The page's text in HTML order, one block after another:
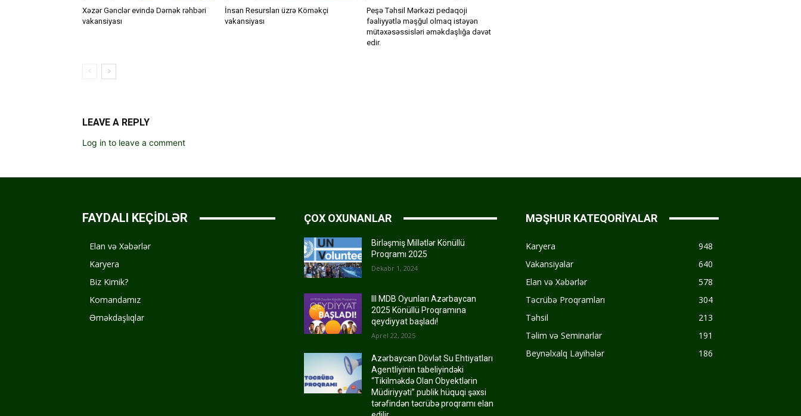
Xəzər Gənclər evində Dərnək rəhbəri
vakansiyası
İnsan Resursları üzrə Köməkçi
vakansiyası
Peşə Təhsil Mərkəzi pedaqoji
fəaliyyətlə məşğul olmaq istəyən
mütəxəsəssisləri əməkdaşlığa dəvət
edir.
LEAVE A REPLY
Log in to leave a comment
FAYDALI KEÇİDLƏR
Elan və Xəbərlər
Karyera
Biz Kimik?
Komandamız
Əməkdaşlıqlar
ÇOX OXUNANLAR
Birləşmiş Millətlər Könüllü
Proqramı 2025
Dekabr 1, 2024
III MDB Oyunları Azərbaycan
2025 Könüllü Proqramına
qeydiyyat başladı!
Aprel 22, 2025
Azərbaycan Dövlət Su Ehtiyatları
Agentliyinin tabeliyindəki
“Tikilməkdə Olan Obyektlərin
Müdiriyyəti” publik hüquqi şəxsi
tərəfindən təcrübə proqramı elan
MƏŞHUR KATEQORİYALAR
Karyera
948
Vakansiyalar
640
Elan və Xəbərlər
578
Təcrübə Proqramları
304
Təhsil
213
Təlim və Seminarlar
191
Beynəlxalq Layihələr
186